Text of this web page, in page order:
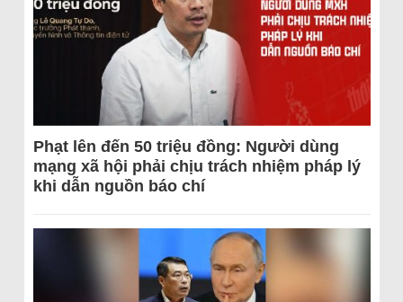
Phạt lên đến 50 triệu đồng: Người dùng
mạng xã hội phải chịu trách nhiệm pháp lý
khi dẫn nguồn báo chí